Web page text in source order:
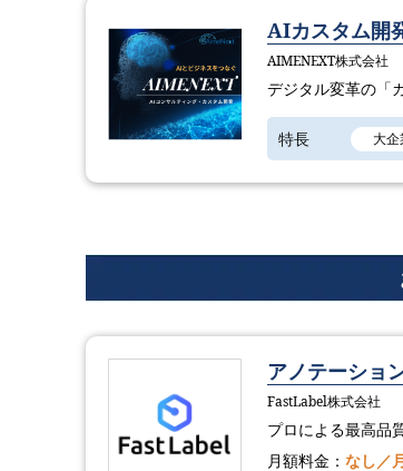
AIカスタム開
AIMENEXT株式会社
デジタル変革の「
特長 大企
アノテーショ
FastLabel株式会社
プロによる最高品
月額料金： なし／